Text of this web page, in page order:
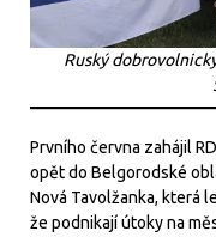
Ruský
Prvního června zahájil
opět do Belgorodské
Nová Tavolžanka, která
že podnikají útoky na